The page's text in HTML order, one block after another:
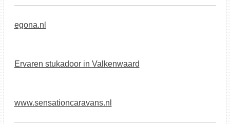
egona.nl
Ervaren stukadoor in Valkenwaard
www.sensationcaravans.nl